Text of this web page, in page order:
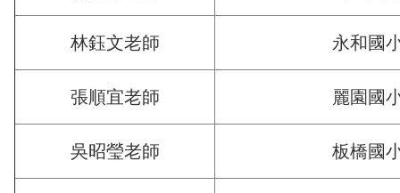
林鈺文老師 永和國
張順宜老師 麗園國
吳昭瑩老師 板橋國